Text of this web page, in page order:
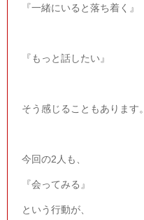
『一緒にいると落ち着く』
『もっと話したい』
そう感じることもあります。
今回の2 人も、
『会ってみる』
という行動が、